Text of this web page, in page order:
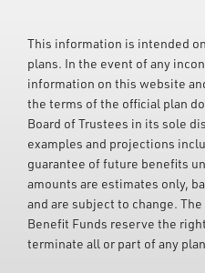
This information is intended
plans. In the event of any
information on this website
the terms of the official plan
Board of Trustees in its sole
examples and projections
guarantee of future benefits
amounts are estimates only,
and are subject to change.
Benefit Funds reserve the
terminate all or part of any